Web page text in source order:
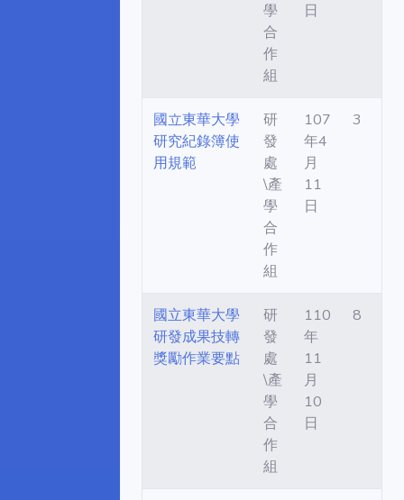
學
合
作
組
日
國立東華大學
研究紀錄簿使
用規範
研
發
處
\產
學
合
作
組
107
年4
月
11
日
3
國立東華大學
研發成果技轉
獎勵作業要點
研
發
處
\產
學
合
作
組
110
年
11
月
10
日
8